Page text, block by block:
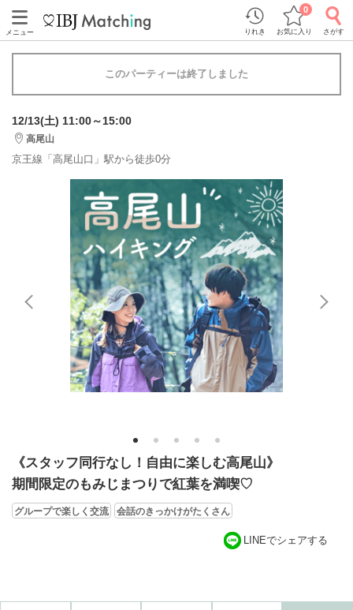
メニュー りれき お気に入り
0
さがす
このパーティーは終了しました
12/13(土) 11:00～15:00
高尾山
京王線「高尾山口」駅から徒歩0分
1 2 3 4 5
《スタッフ同行なし！自由に楽しむ高尾山》
期間限定のもみじまつりで紅葉を満喫♡
グループで楽しく交流 会話のきっかけがたくさん
LINEでシェアする